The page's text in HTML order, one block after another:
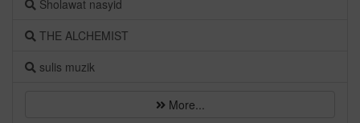
Sholawat nasyid
THE ALCHEMIST
sulis muzik
More...